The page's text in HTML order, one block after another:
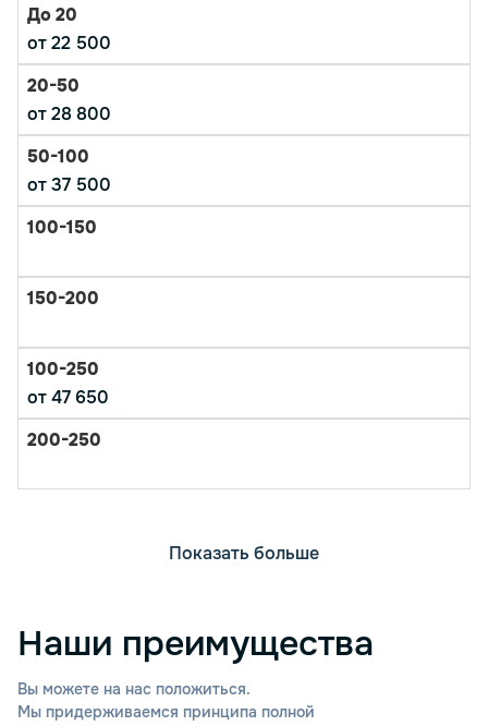
от 22 500
от 28 800
от 37 500
от 47 650
Показать больше
Наши преимущества
Вы можете на нас положиться.
Мы придерживаемся принципа полной